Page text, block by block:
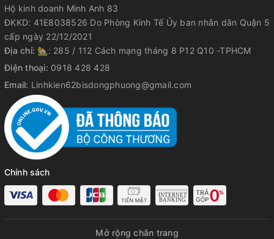
Hộ kinh doanh Minh Anh 83
ĐKKD: 41E8038526 Do Phòng Kinh Tế Ủy ban nhân dân Quận 5
cấp ngày 22/12/2021
Địa chỉ: 🏡: 285 / 112 Cách mạng tháng 8 P12 Q10 -TPHCM
Điện thoại: 0918 428 428
Email: Linhkien62bisdongphuong@gmail.com
Chính sách
Mở rộng chân trang